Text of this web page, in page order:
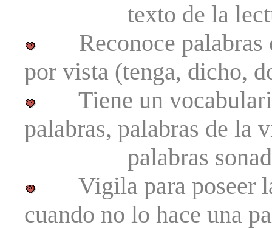
texto de la
Reconoce palabras
por vista (tenga, dicho,
Tiene un
palabras, palabras de la
palabras
Vigila para poseer
cuando no lo hace una